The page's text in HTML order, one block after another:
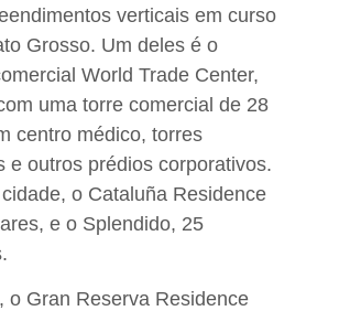
verticais em curso
Grosso. Um deles é o
World Trade Center,
uma torre comercial de 28
centro médico, torres
e outros prédios corporativos.
o Cataluña Residence
e o Splendido, 25
o Gran Reserva Residence